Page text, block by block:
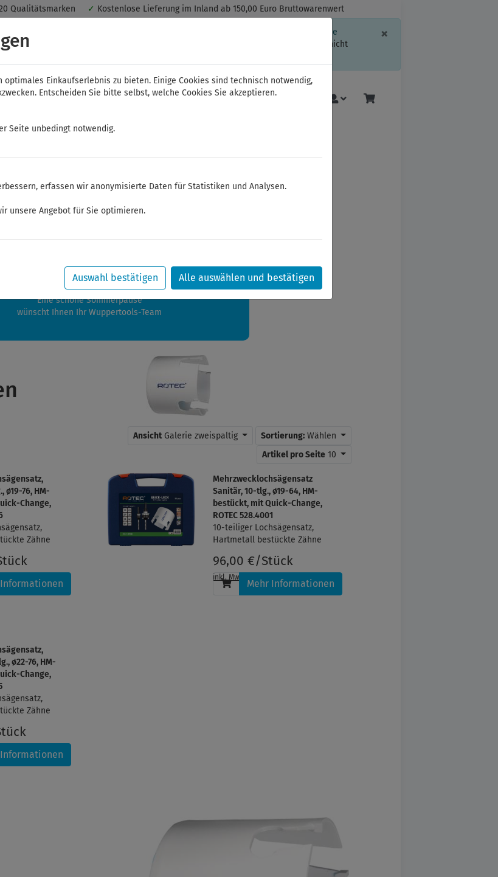
Qualitätsmarken ✓ Kostenlose Lieferung im Inland ab 150,00 Euro Bruttowarenwert
×
Einkaufserlebnis. Dabei werden beispielsweise die Session-Informationen oder die
Cookies ist der Funktionsumfang des Online-Shops eingeschränkt.
Sind Sie damit nicht
ELORA FELO Bauer & Böcker Mehr
Sommerferien
28.07.2026 und 21.08.2026 machen auch wir Urlaub.
in diesem Zeitraum werden ab dem 24.08.2026 verschickt.
Eine schöne Sommerpause
wünscht Ihnen Ihr Wuppertools-Team
AnsichtGalerie zweispaltig Sortierung: Wählen
Artikel pro Seite 10
ø19-76, HM-
Change,
Zähne
Versandkosten
Mehrzwecklochsägensatz
Sanitär, 10-tlg., ø19-64, HM-
bestückt, mit Quick-Change,
ROTEC 528.4001
10-teiliger Lochsägensatz,
Hartmetall bestückte Zähne
96,00 €/Stück
inkl. MwSt. , zzgl. Versandkosten
Mehr Informationen
ø22-76, HM-
Change,
Zähne
Versandkosten
optimales Einkaufserlebnis zu bieten. Einige Cookies sind technisch notwendig,
Entscheiden Sie bitte selbst, welche Cookies Sie akzeptieren.
Seite unbedingt notwendig.
erfassen wir anonymisierte Daten für Statistiken und Analysen.
unsere Angebot für Sie optimieren.
Auswahl bestätigen Alle auswählen und bestätigen